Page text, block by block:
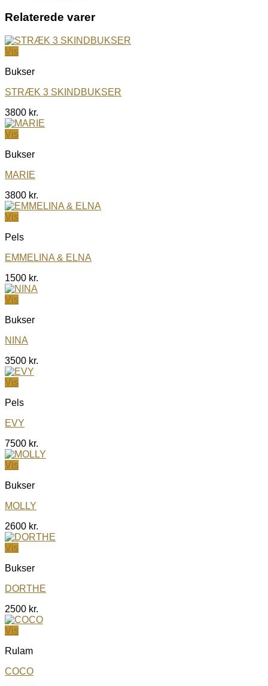
Relaterede varer
Vis
Bukser
STRÆK 3 SKINDBUKSER
3800 kr.
Vis
Bukser
MARIE
3800 kr.
Vis
Pels
EMMELINA & ELNA
1500 kr.
Vis
Bukser
NINA
3500 kr.
Vis
Pels
EVY
7500 kr.
Vis
Bukser
MOLLY
2600 kr.
Vis
Bukser
DORTHE
2500 kr.
Vis
Rulam
COCO